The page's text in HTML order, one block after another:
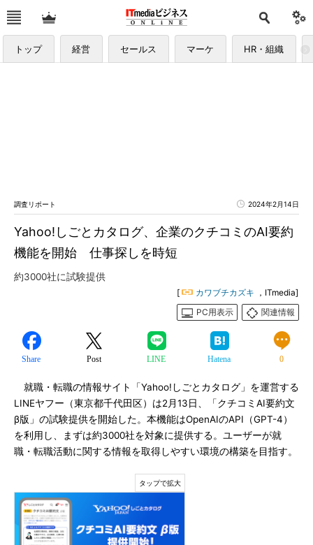
トップ 経営 セールス マーケ HR・組織
調査リポート 2024年2月14日
Yahoo!しごとカタログ、企業のクチコミのAI要約
機能を開始 仕事探しを時短
約3000社に試験提供
[ カワブチカズキ ，ITmedia]
PC用表示
関連情報
Share Post LINE Hatena 0
就職・転職の情報サイト「Yahoo!しごとカタログ」を運営する
LINEヤフー（東京都千代田区）は2月13日、「クチコミAI要約文
β版」の試験提供を開始した。本機能はOpenAIのAPI（GPT-4）
を利用し、まずは約3000社を対象に提供する。ユーザーが就
職・転職活動に関する情報を取得しやすい環境の構築を目指す。